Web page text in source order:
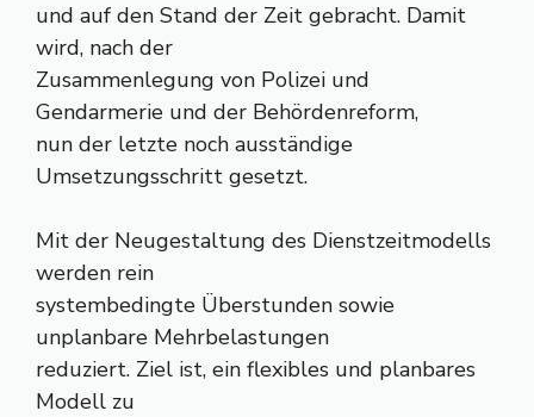
und auf den Stand der Zeit gebracht. Damit
wird, nach der
Zusammenlegung von Polizei und
Gendarmerie und der Behördenreform,
nun der letzte noch ausständige
Umsetzungsschritt gesetzt.
Mit der Neugestaltung des Dienstzeitmodells
werden rein
systembedingte Überstunden sowie
unplanbare Mehrbelastungen
reduziert. Ziel ist, ein flexibles und planbares
Modell zu